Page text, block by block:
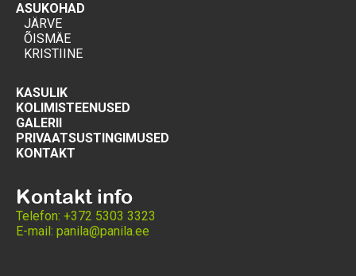
ASUKOHAD
JÄRVE
ÕISMÄE
KRISTIINE
KASULIK
KOLIMISTEENUSED
GALERII
PRIVAATSUSTINGIMUSED
KONTAKT
Kontakt info
Telefon: +372 5303 3323
E-mail: panila@panila.ee